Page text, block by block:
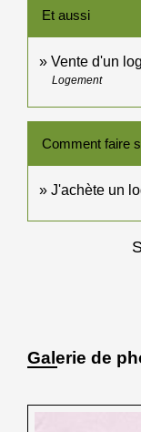
Et aussi
Vente d'un
Logement
Comment faire
J'achète un
Galerie de